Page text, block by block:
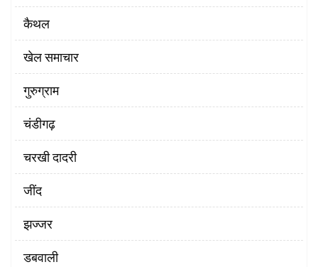
कैथल
खेल समाचार
गुरुग्राम
चंडीगढ़
चरखी दादरी
‌जींद
झज्जर
डबवाली